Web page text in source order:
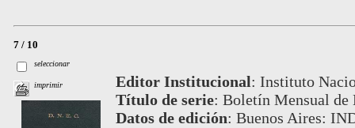
7 / 10
seleccionar
imprimir Editor Institucional: Instituto
Título de serie: Boletín Mensual de
Datos de edición: Buenos Aires: